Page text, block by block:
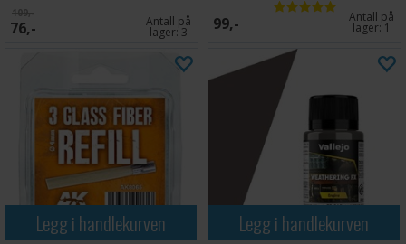
109,-
76,- Antall på
lager:3 99,- Antall på
lager:1
Legg i handlekurven Legg i handlekurven